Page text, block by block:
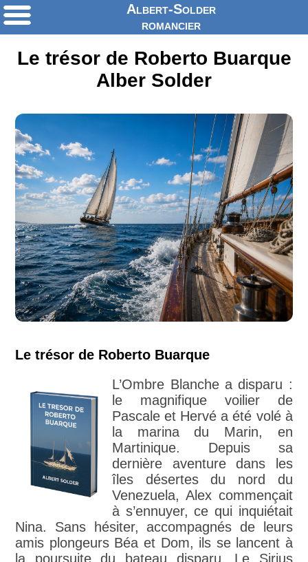
Albert-Solder
romancier
Le trésor de Roberto Buarque
Alber Solder
Le trésor de Roberto Buarque
L’Ombre Blanche a disparu :
le magnifique voilier de
Pascale et Hervé a été volé à
la marina du Marin, en
Martinique. Depuis sa
dernière aventure dans les
îles désertes du nord du
Venezuela, Alex commençait
à s’ennuyer, ce qui inquiétait
Nina. Sans hésiter, accompagnés de leurs
amis plongeurs Béa et Dom, ils se lancent à
la poursuite du bateau disparu. Le Sirius